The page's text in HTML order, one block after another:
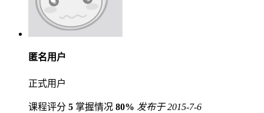
匿名用户
正式用户
课程评分 5 掌握情况 80% 发布于 2015-7-6